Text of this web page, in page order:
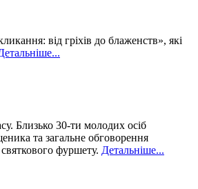
від гріхів до блаженств», які
Близько 30-ти молодих осіб
та загальне обговорення
фуршету. Детальніше...